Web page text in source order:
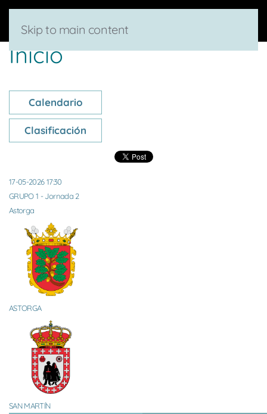
Skip to main content
Inicio
Calendario
Clasificación
17-05-2026 17:30
GRUPO 1 - Jornada 2
Astorga
ASTORGA
SAN MARTÍN